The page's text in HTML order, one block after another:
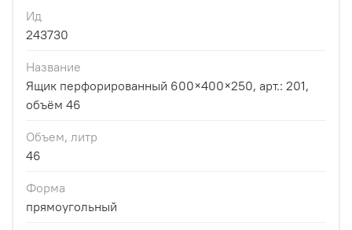
Ид
243730
Название
Ящик перфорированный 600×400×250, арт.: 201,
объём 46
Объем, литр
46
Форма
прямоугольный